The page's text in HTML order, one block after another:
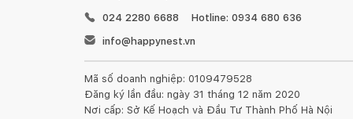
Ngoài chức năng tăng giá trị thẩm mỹ, gối trang trí
cho sofa. Mua ngay sản phẩm chất lượng được
thất phong cách Bắc Âu đến từ Đan Mạch. Tại
liệu, mẫu mã để bạn có thể lựa chọn được sản
kênh bán hàng online vận hành ổn định, đội ngũ
024 2280 6688
Hotline: 0934 680 636
info@happynest.vn
Mã số doanh nghiệp: 0109479528
Đăng ký lần đầu: ngày 31 tháng 12 năm 2020
Nơi cấp: Sở Kế Hoạch và Đầu Tư Thành Phố Hà Nội